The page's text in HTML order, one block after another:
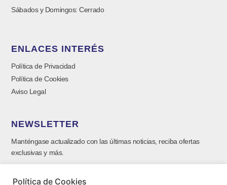
Sábados y Domingos: Cerrado
ENLACES INTERÉS
Política de Privacidad
Política de Cookies
Aviso Legal
NEWSLETTER
Manténgase actualizado con las últimas noticias, reciba ofertas
exclusivas y más.
Política de Cookies